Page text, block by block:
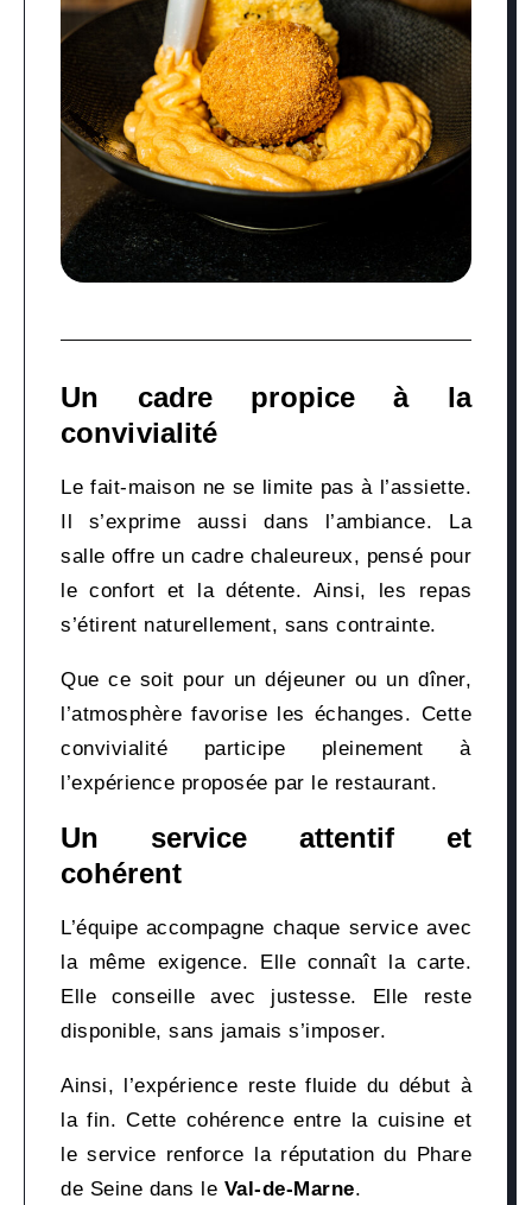
Un cadre propice à la
convivialité
Le fait-maison ne se limite pas à l’assiette.
Il s’exprime aussi dans l’ambiance. La
salle offre un cadre chaleureux, pensé pour
le confort et la détente. Ainsi, les repas
s’étirent naturellement, sans contrainte.
Que ce soit pour un déjeuner ou un dîner,
l’atmosphère favorise les échanges. Cette
convivialité participe pleinement à
l’expérience proposée par le restaurant.
Un service attentif et
cohérent
L’équipe accompagne chaque service avec
la même exigence. Elle connaît la carte.
Elle conseille avec justesse. Elle reste
disponible, sans jamais s’imposer.
Ainsi, l’expérience reste fluide du début à
la fin. Cette cohérence entre la cuisine et
le service renforce la réputation du Phare
de Seine dans le Val-de-Marne.